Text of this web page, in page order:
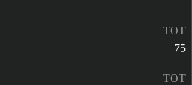
TOT
75
TOT